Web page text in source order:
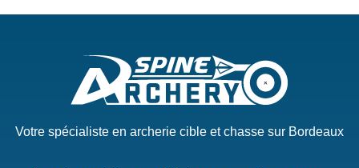
Votre spécialiste en archerie cible et chasse sur Bordeaux